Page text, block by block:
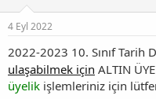
u
b
a
l
a
ç
a
r
4 Eyl 2022
2022-2023 10. Sınıf Tarih
ulaşabilmek için ALTIN
üyelik işlemleriniz için